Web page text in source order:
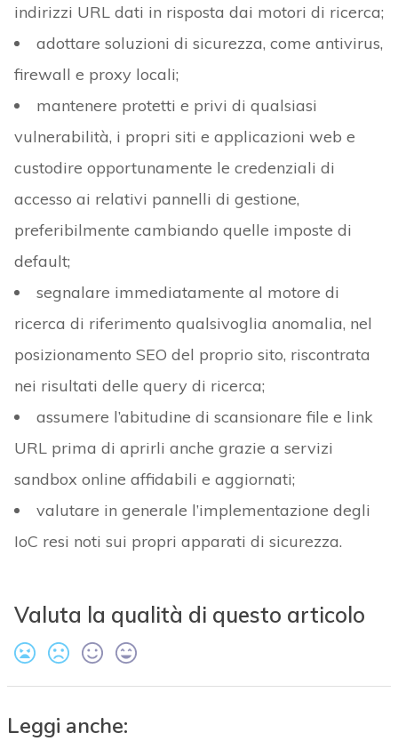
indirizzi URL dati in risposta dai motori di ricerca;
adottare soluzioni di sicurezza, come antivirus,
firewall e proxy locali;
mantenere protetti e privi di qualsiasi
vulnerabilità, i propri siti e applicazioni web e
custodire opportunamente le credenziali di
accesso ai relativi pannelli di gestione,
preferibilmente cambiando quelle imposte di
default;
segnalare immediatamente al motore di
ricerca di riferimento qualsivoglia anomalia, nel
posizionamento SEO del proprio sito, riscontrata
nei risultati delle query di ricerca;
assumere l’abitudine di scansionare file e link
URL prima di aprirli anche grazie a servizi
sandbox online affidabili e aggiornati;
valutare in generale l’implementazione degli
IoC resi noti sui propri apparati di sicurezza.
Valuta la qualità di questo articolo
Leggi anche: